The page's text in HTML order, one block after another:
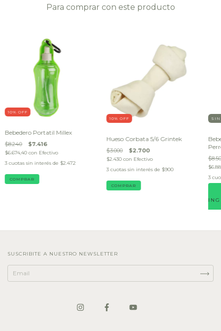
Para comprar con este producto
10% OFF
Bebedero Portatil Millex
$8.240 $7.416
$6.674,40con Efectivo
3 cuotas sin interés de $2.472
10% OFF
Hueso Corbata 5/6 Grintek
$3.000 $2.700
$2.430con Efectivo
3 cuotas sin interés de $900
SIN
3
SUSCRIBITE A NUESTRO NEWSLETTER